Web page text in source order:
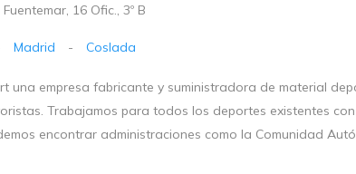
16 Ofic., 3º B
Madrid - Coslada
una empresa fabricante y suministradora de material
Trabajamos para todos los deportes existentes
encontrar administraciones como la Comunidad